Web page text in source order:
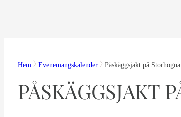
Hem Evenemangskalender Påskäggsjakt på Storhogna
PÅSKÄGGSJAKT